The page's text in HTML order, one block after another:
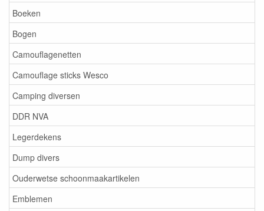
Boeken
Bogen
Camouflagenetten
Camouflage sticks Wesco
Camping diversen
DDR NVA
Legerdekens
Dump divers
Ouderwetse schoonmaakartikelen
Emblemen